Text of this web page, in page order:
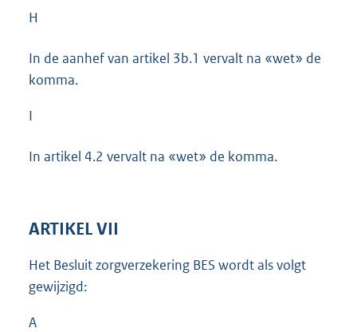
H
In de aanhef van artikel 3b.1 vervalt na «wet» de
komma.
I
In artikel 4.2 vervalt na «wet» de komma.
ARTIKEL VII
Het Besluit zorgverzekering BES wordt als volgt
gewijzigd:
A